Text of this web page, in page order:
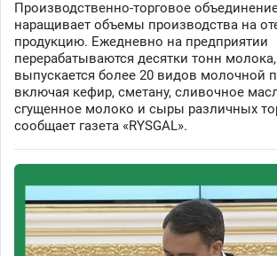
Производственно-торговое объединение
наращивает объемы производства на
продукцию. Ежедневно на предприятии
перерабатываются десятки тонн
выпускается более 20 видов молочной
включая кефир, сметану, сливочное
сгущенное молоко и сыры различных
сообщает газета «RYSGAL».